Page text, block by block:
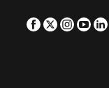
Facebook
Twitter